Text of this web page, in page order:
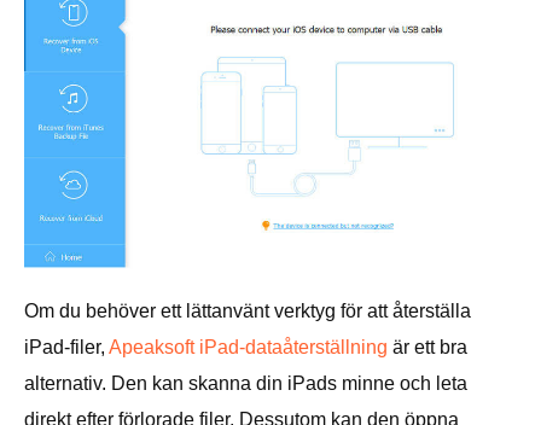
Om du behöver ett lättanvänt verktyg för att återställa
iPad-filer, Apeaksoft iPad-dataåterställning är ett bra
alternativ. Den kan skanna din iPads minne och leta
direkt efter förlorade filer. Dessutom kan den öppna